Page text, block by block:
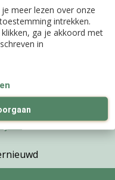
meer lezen over onze
intrekken.
ga je akkoord met
in
jaar